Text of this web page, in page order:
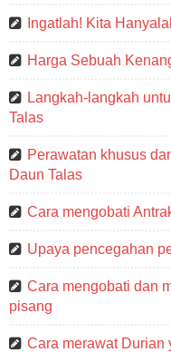
Ingatlah! Kita
Harga Sebuah
Langkah-langkah
Talas
Perawatan khusus
Daun Talas
Cara mengobati
Upaya pencegahan
Cara mengobati dan
pisang
Cara merawat Durian